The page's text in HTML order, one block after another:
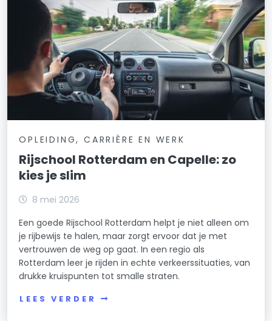
OPLEIDING, CARRIÈRE EN WERK
Rijschool Rotterdam en Capelle: zo
kies je slim
8 mei 2026
Een goede Rijschool Rotterdam helpt je niet alleen om
je rijbewijs te halen, maar zorgt ervoor dat je met
vertrouwen de weg op gaat. In een regio als
Rotterdam leer je rijden in echte verkeerssituaties, van
drukke kruispunten tot smalle straten.
LEES VERDER